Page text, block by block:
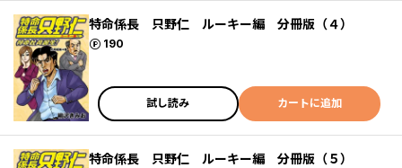
特命係長 只野仁 ルーキー編 分冊版（４）
190
ポイント
試し読み カートに追加
特命係長 只野仁 ルーキー編 分冊版（５）